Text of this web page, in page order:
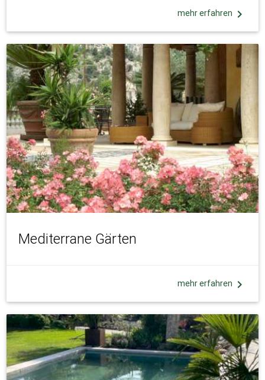
mehr erfahren chevron_right
Mediterrane Gärten
mehr erfahren chevron_right